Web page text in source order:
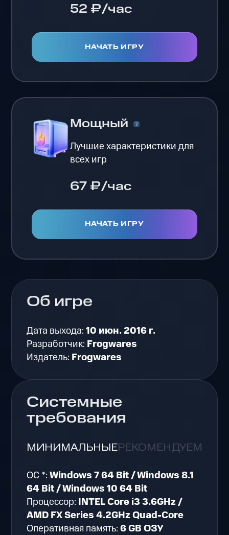
52 ₽/час
НАЧАТЬ ИГРУ
Мощный
Лучшие характеристики для
всех игр
67 ₽/час
НАЧАТЬ ИГРУ
Об игре
Дата выхода:10 июн. 2016 г.
Разработчик: Frogwares
Издатель: Frogwares
Системные
требования
МИНИМАЛЬНЫЕРЕКОМЕНДУЕМЫЕ
ОС *:Windows 7 64 Bit / Windows 8.1
64 Bit / Windows 10 64 Bit
Процессор: INTEL Core i3 3.6GHz /
AMD FX Series 4.2GHz Quad-Core
Оперативная память:6 GB ОЗУ